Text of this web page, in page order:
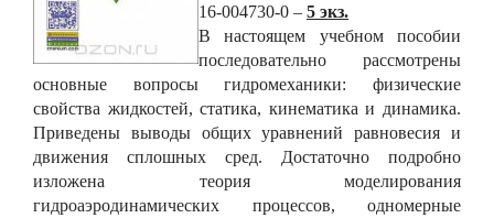
16-004730-0 – 5 экз.
В настоящем учебном пособии
последовательно рассмотрены
основные вопросы гидромеханики: физические
свойства жидкостей, статика, кинематика и динамика.
Приведены выводы общих уравнений равновесия и
движения сплошных сред. Достаточно подробно
изложена теория моделирования
гидроаэродинамических процессов, одномерные